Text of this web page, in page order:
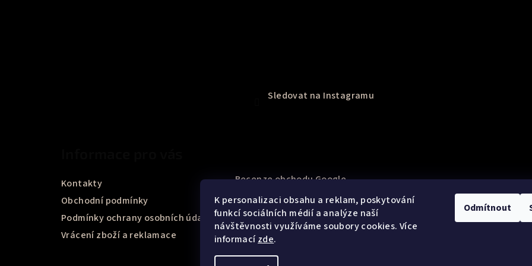
K personalizaci obsahu a reklam, poskytování
funkcí sociálních médií a analýze naší
návštěvnosti využíváme soubory cookies. Více
informacízde.
Odmítnout
Sledovat na Instagramu
Kontakty
Obchodní podmínky
Podmínky ochrany osobních údajů
Vrácení zboží a reklamace
Recenze obchodu Google